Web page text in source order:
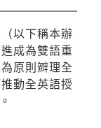
以下稱本辦
成為雙語重
原則辧理全
動全英語授